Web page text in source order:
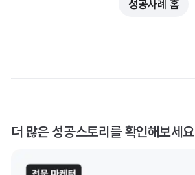
성공사례 홈
더 많은 성공스토리를 확인해보세요